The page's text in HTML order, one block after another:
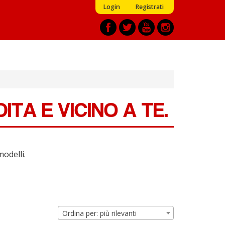
Login Registrati
E VICINO A TE.
Ordina per: più rilevanti